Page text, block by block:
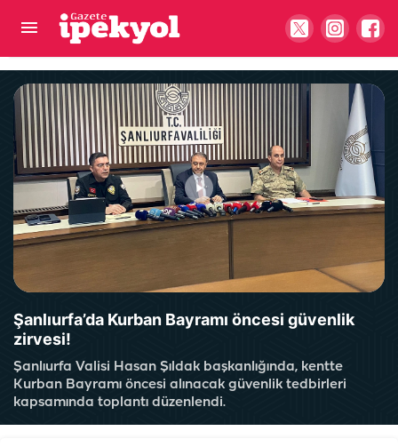
Şanlıurfa’da Kurban Bayramı öncesi güvenlik
zirvesi!
Şanlıurfa Valisi Hasan Şıldak başkanlığında, kentte
Kurban Bayramı öncesi alınacak güvenlik tedbirleri
kapsamında toplantı düzenlendi.
Otomobilden yola çöp atan sürücüye ceza! Araç
içi kamerasına yakalandı